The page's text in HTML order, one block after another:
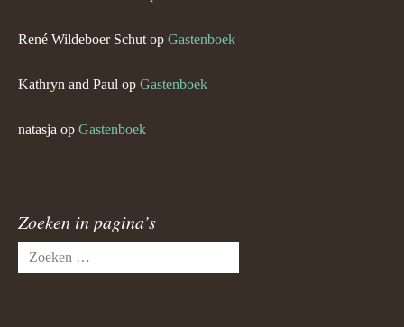
René Wildeboer Schut op Gastenboek
Kathryn and Paul op Gastenboek
natasja op Gastenboek
Zoeken in pagina’s
Zoeken
naar: